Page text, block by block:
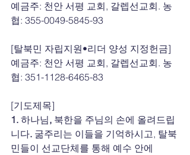
예금주: 천안 서평 교회, 갈렙선교회. 농
협: 355-0049-5845-93
[탈북민 자립지원•리더 양성 지정헌금]
예금주: 천안 서평 교회, 갈렙선교회. 농
협: 351-1128-6465-83
[기도제목]
1. 하나님, 북한을 주님의 손에 올려드립
니다. 굶주리는 이들을 기억하시고, 탈북
민들이 선교단체를 통해 예수 안에